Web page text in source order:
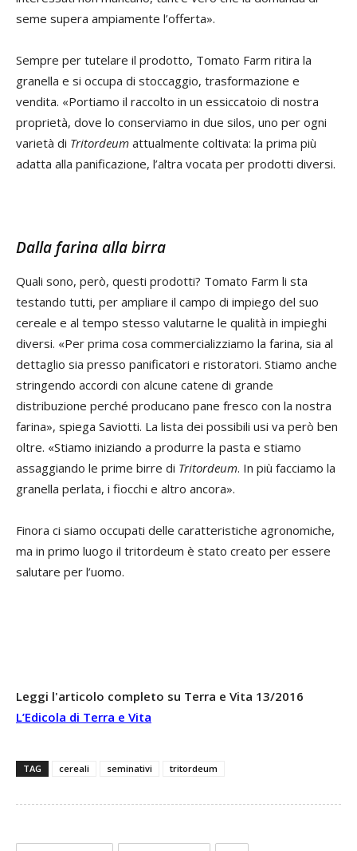
seme supera ampiamente l’offerta».
Sempre per tutelare il prodotto, Tomato Farm ritira la
granella e si occupa di stoccaggio, trasformazione e
vendita. «Portiamo il raccolto in un essiccatoio di nostra
proprietà, dove lo conserviamo in due silos, uno per ogni
varietà di Tritordeum attualmente coltivata: la prima più
adatta alla panificazione, l’altra vocata per prodotti diversi.
Dalla farina alla birra
Quali sono, però, questi prodotti? Tomato Farm li sta
testando tutti, per ampliare il campo di impiego del suo
cereale e al tempo stesso valutarne le qualità in impieghi
diversi. «Per prima cosa commercializziamo la farina, sia al
dettaglio sia presso panificatori e ristoratori. Stiamo anche
stringendo accordi con alcune catene di grande
distribuzione perché producano pane fresco con la nostra
farina», spiega Saviotti. La lista dei possibili usi va però ben
oltre. «Stiamo iniziando a produrre la pasta e stiamo
assaggiando le prime birre di Tritordeum. In più facciamo la
granella perlata, i fiocchi e altro ancora».
Finora ci siamo occupati delle caratteristiche agronomiche,
ma in primo luogo il tritordeum è stato creato per essere
salutare per l’uomo.
Leggi l'articolo completo su Terra e Vita 13/2016
L’Edicola di Terra e Vita
TAG cereali seminativi tritordeum